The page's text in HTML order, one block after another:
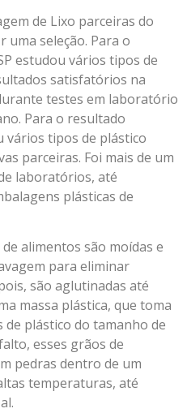
de Lixo parceiras do
seleção. Para o
estudou vários tipos de
satisfatórios na
testes em laboratório
Para o resultado
vários tipos de plástico
parceiras. Foi mais de um
laboratórios, até
plásticas de
alimentos são moídas e
para eliminar
são aglutinadas até
massa plástica, que toma
plástico do tamanho de
esses grãos de
pedras dentro de um
temperaturas, até